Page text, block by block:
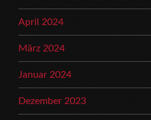
April 2024
März 2024
Januar 2024
Dezember 2023